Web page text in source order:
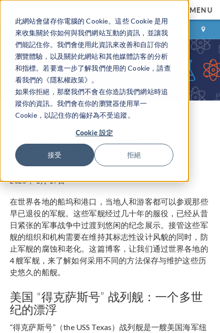
此網站會儲存你電腦的 Cookie。這些 Cookie 是用
來收集關於你如何與我們網站互動的資訊，並讓我
們能記住你。我們會使用此資訊來改善和自訂你的
瀏覽體驗，以及關於此網站和其他媒體訪客的分析
和指標。若要進一步了解我們使用的 Cookie，請查
看我們的《隱私權政策》。
如果你拒絕，那麼我們不會在你造訪我們網站時追
蹤你的資訊。我們會在你的瀏覽器使用單一
Cookie，以記住你的偏好為不受追蹤。
Cookie 設定
接受 拒絕
MENU
登录 咨询与购买
保存退役船舰的科学原理
作者Joseph Carew
2025年 1月 17日
在世界各地的船坞和港口，当地人和游客都可以参观那些
早已退役的军舰。这些军舰经过几十年的服役，已经从昔
日紧张的军事战争中过渡到悠闲的纪念展示。接管这些军
舰的组织和机构需要在维持其标志性设计风貌的同时，防
止军舰的腐蚀和老化。这篇博客，让我们通过世界各地的
4 艘军舰，来了解如何采用不同的方法保存与维护这些历
史悠久的船舰。
美国 “得克萨斯号” 战列舰：一个多世
纪的漂浮
“得克萨斯号”（the USS Texas）战列舰是一艘美国海军纽